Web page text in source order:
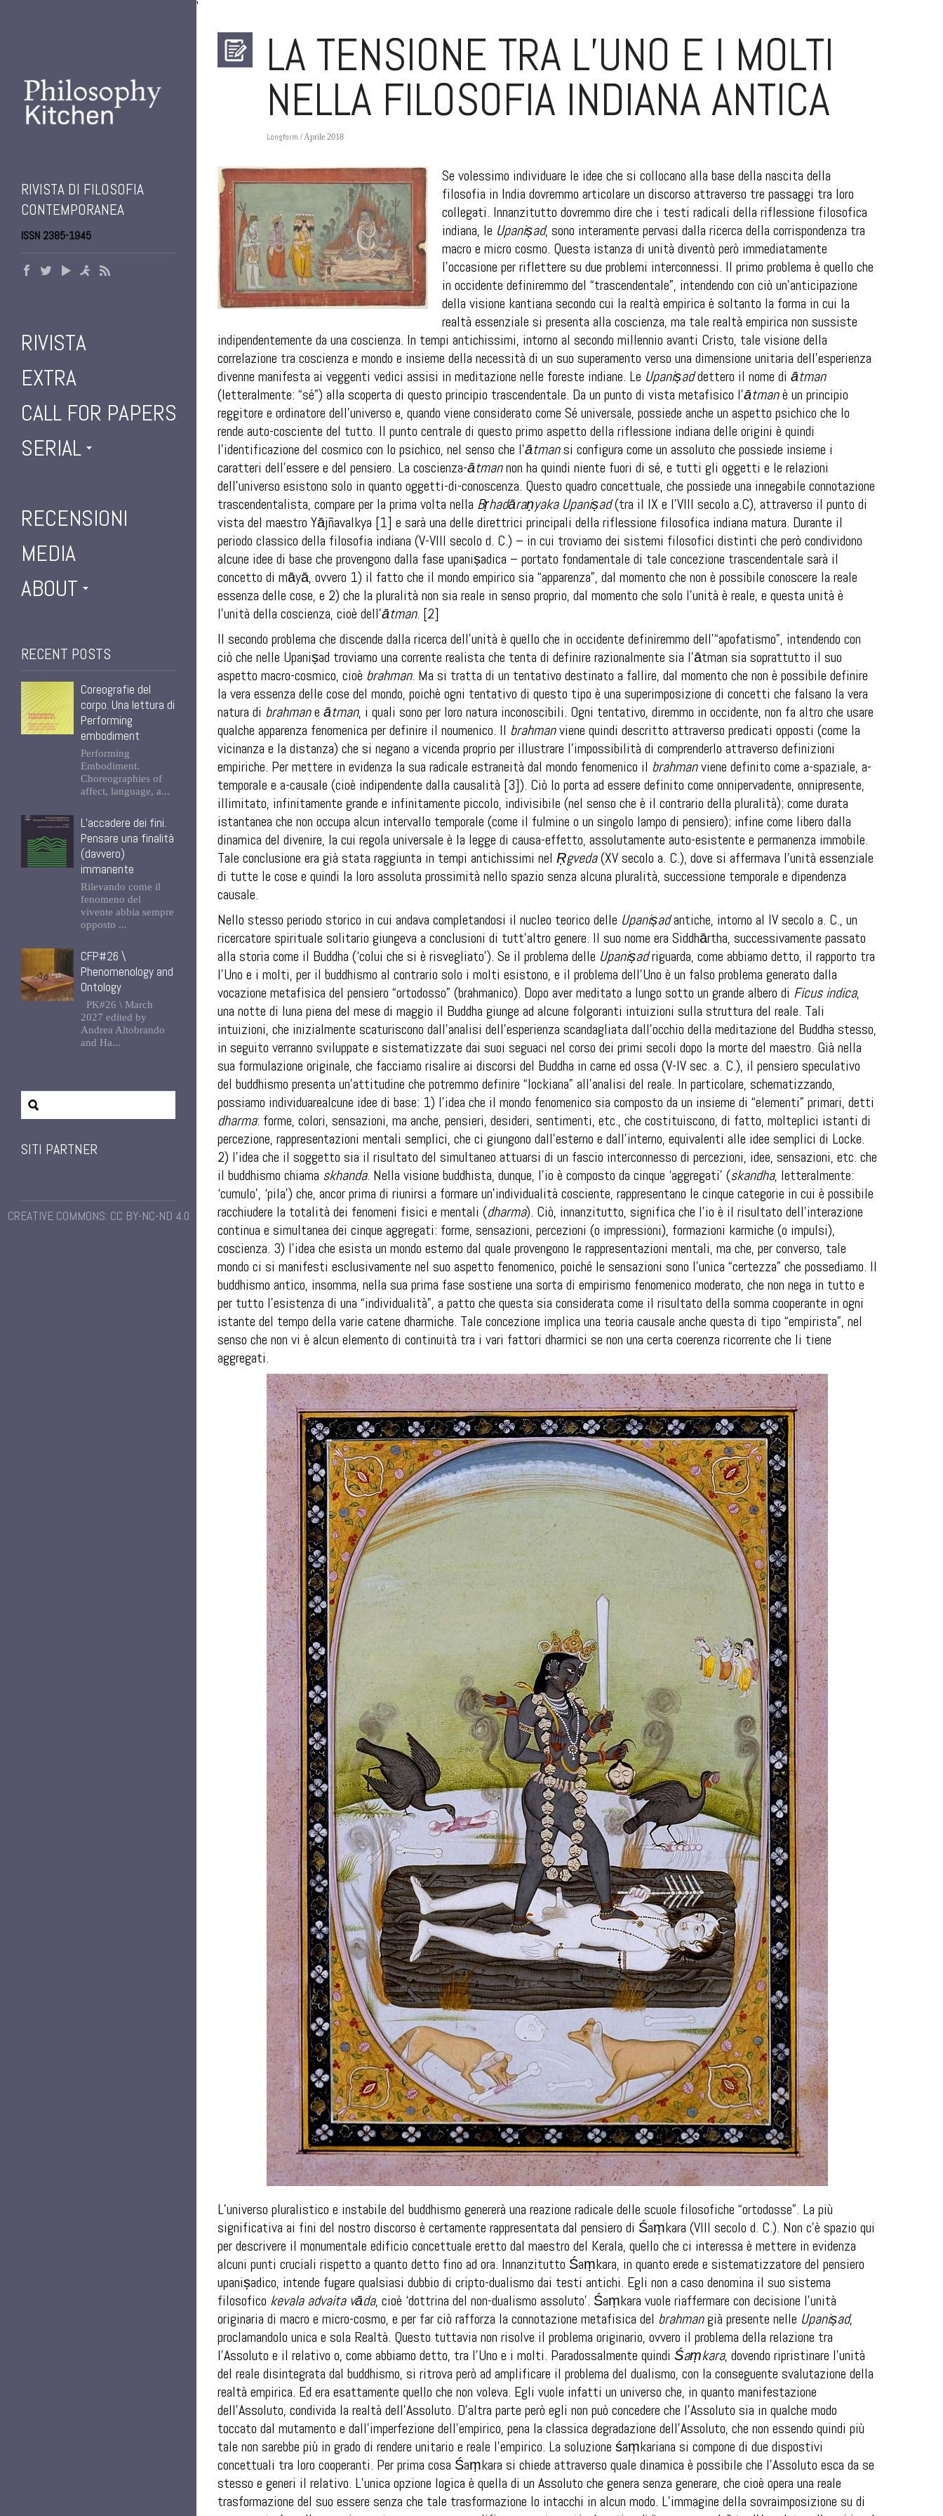
'
RIVISTA DI FILOSOFIA
CONTEMPORANEA
ISSN 2385-1945
RIVISTA
EXTRA
CALL FOR PAPERS
SERIAL
RECENSIONI
MEDIA
ABOUT
RECENT POSTS
Coreografie del
corpo. Una lettura di
Performing
embodiment
Performing
Embodiment.
Choreographies of
affect, language, a...
L’accadere dei fini.
Pensare una finalità
(davvero)
immanente
Rilevando come il
fenomeno del
vivente abbia sempre
opposto ...
CFP#26 \
Phenomenology and
Ontology
PK#26 \ March
2027 edited by
Andrea Altobrando
and Ha...
SITI PARTNER
CREATIVE COMMONS: CC BY-NC-ND 4.0
LA TENSIONE TRA L’UNO E I MOLTI
NELLA FILOSOFIA INDIANA ANTICA
Longform / Aprile 2018
Se volessimo individuare le idee che si collocano alla base della nascita della
filosofia in India dovremmo articolare un discorso attraverso tre passaggi tra loro
collegati. Innanzitutto dovremmo dire che i testi radicali della riflessione filosofica
indiana, le Upaniṣad, sono interamente pervasi dalla ricerca della corrispondenza tra
macro e micro cosmo. Questa istanza di unità diventò però immediatamente
l’occasione per riflettere su due problemi interconnessi. Il primo problema è quello che
in occidente definiremmo del “trascendentale”, intendendo con ciò un’anticipazione
della visione kantiana secondo cui la realtà empirica è soltanto la forma in cui la
realtà essenziale si presenta alla coscienza, ma tale realtà empirica non sussiste
indipendentemente da una coscienza. In tempi antichissimi, intorno al secondo millennio avanti Cristo, tale visione della
correlazione tra coscienza e mondo e insieme della necessità di un suo superamento verso una dimensione unitaria dell’esperienza
divenne manifesta ai veggenti vedici assisi in meditazione nelle foreste indiane. Le Upaniṣaddettero il nome di ātman
(letteralmente: “sé”) alla scoperta di questo principio trascendentale. Da un punto di vista metafisico l’ātmanè un principio
reggitore e ordinatore dell’universo e, quando viene considerato come Sé universale, possiede anche un aspetto psichico che lo
rende auto-cosciente del tutto. Il punto centrale di questo primo aspetto della riflessione indiana delle origini è quindi
l’identificazione del cosmico con lo psichico, nel senso che l’ātmansi configura come un assoluto che possiede insieme i
caratteri dell’essere e del pensiero. La coscienza-ātmannon ha quindi niente fuori di sé, e tutti gli oggetti e le relazioni
dell’universo esistono solo in quanto oggetti-di-conoscenza. Questo quadro concettuale, che possiede una innegabile connotazione
trascendentalista, compare per la prima volta nella Bṛhadāraṇyaka Upaniṣad(tra il IX e l'VIII secolo a.C), attraverso il punto di
vista del maestro Yājñavalkya [1] e sarà una delle direttrici principali della riflessione filosofica indiana matura. Durante il
periodo classico della filosofia indiana (V-VIII secolo d. C.) – in cui troviamo dei sistemi filosofici distinti che però condividono
alcune idee di base che provengono dalla fase upaniṣadica – portato fondamentale di tale concezione trascendentale sarà il
concetto di māyā, ovvero 1) il fatto che il mondo empirico sia “apparenza”, dal momento che non è possibile conoscere la reale
essenza delle cose, e 2) che la pluralità non sia reale in senso proprio, dal momento che solo l’unità è reale, e questa unità è
l’unità della coscienza, cioè dell’ātman. [2]
Il secondo problema che discende dalla ricerca dell’unità è quello che in occidente definiremmo dell’“apofatismo”, intendendo con
ciò che nelle Upaniṣad troviamo una corrente realista che tenta di definire razionalmente sia l’ātman sia soprattutto il suo
aspetto macro-cosmico, cioè brahman. Ma si tratta di un tentativo destinato a fallire, dal momento che non è possibile definire
la vera essenza delle cose del mondo, poichè ogni tentativo di questo tipo è una superimposizione di concetti che falsano la vera
natura di brahmane ātman, i quali sono per loro natura inconoscibili. Ogni tentativo, diremmo in occidente, non fa altro che usare
qualche apparenza fenomenica per definire il noumenico. Il brahmanviene quindi descritto attraverso predicati opposti (come la
vicinanza e la distanza) che si negano a vicenda proprio per illustrare l’impossibilità di comprenderlo attraverso definizioni
empiriche. Per mettere in evidenza la sua radicale estraneità dal mondo fenomenico il brahmanviene definito come a-spaziale, a-
temporale e a-causale (cioè indipendente dalla causalità [3]). Ciò lo porta ad essere definito come onnipervadente, onnipresente,
illimitato, infinitamente grande e infinitamente piccolo, indivisibile (nel senso che è il contrario della pluralità); come durata
istantanea che non occupa alcun intervallo temporale (come il fulmine o un singolo lampo di pensiero); infine come libero dalla
dinamica del divenire, la cui regola universale è la legge di causa-effetto, assolutamente auto-esistente e permanenza immobile.
Tale conclusione era già stata raggiunta in tempi antichissimi nel Ṛgveda(XV secolo a. C.), dove si affermava l’unità essenziale
di tutte le cose e quindi la loro assoluta prossimità nello spazio senza alcuna pluralità, successione temporale e dipendenza
causale.
Nello stesso periodo storico in cui andava completandosi il nucleo teorico delle Upaniṣadantiche, intorno al IV secolo a. C., un
ricercatore spirituale solitario giungeva a conclusioni di tutt’altro genere. Il suo nome era Siddhārtha, successivamente passato
alla storia come il Buddha (‘colui che si è risvegliato’). Se il problema delle Upaniṣadriguarda, come abbiamo detto, il rapporto tra
l’Uno e i molti, per il buddhismo al contrario solo i molti esistono, e il problema dell’Uno è un falso problema generato dalla
vocazione metafisica del pensiero “ortodosso” (brahmanico). Dopo aver meditato a lungo sotto un grande albero di Ficus indica,
una notte di luna piena del mese di maggio il Buddha giunge ad alcune folgoranti intuizioni sulla struttura del reale. Tali
intuizioni, che inizialmente scaturiscono dall’analisi dell’esperienza scandagliata dall’occhio della meditazione del Buddha stesso,
in seguito verranno sviluppate e sistematizzate dai suoi seguaci nel corso dei primi secoli dopo la morte del maestro. Già nella
sua formulazione originale, che facciamo risalire ai discorsi del Buddha in carne ed ossa (V-IV sec. a. C.), il pensiero speculativo
del buddhismo presenta un’attitudine che potremmo definire “lockiana” all’analisi del reale. In particolare, schematizzando,
possiamo individuarealcune idee di base: 1) l’idea che il mondo fenomenico sia composto da un insieme di “elementi” primari, detti
dharma: forme, colori, sensazioni, ma anche, pensieri, desideri, sentimenti, etc., che costituiscono, di fatto, molteplici istanti di
percezione, rappresentazioni mentali semplici, che ci giungono dall’esterno e dall’interno, equivalenti alle idee semplici di Locke.
2) l’idea che il soggetto sia il risultato del simultaneo attuarsi di un fascio interconnesso di percezioni, idee, sensazioni, etc. che
il buddhismo chiama skhanda. Nella visione buddhista, dunque, l’io è composto da cinque ‘aggregati’ (skandha, letteralmente:
‘cumulo’, ‘pila’) che, ancor prima di riunirsi a formare un’individualità cosciente, rappresentano le cinque categorie in cui è possibile
racchiudere la totalità dei fenomeni fisici e mentali (dharma). Ciò, innanzitutto, significa che l’io è il risultato dell’interazione
continua e simultanea dei cinque aggregati: forme, sensazioni, percezioni (o impressioni), formazioni karmiche (o impulsi),
coscienza. 3) l’idea che esista un mondo esterno dal quale provengono le rappresentazioni mentali, ma che, per converso, tale
mondo ci si manifesti esclusivamente nel suo aspetto fenomenico, poiché le sensazioni sono l’unica “certezza” che possediamo. Il
buddhismo antico, insomma, nella sua prima fase sostiene una sorta di empirismo fenomenico moderato, che non nega in tutto e
per tutto l’esistenza di una “individualità”, a patto che questa sia considerata come il risultato della somma cooperante in ogni
istante del tempo della varie catene dharmiche. Tale concezione implica una teoria causale anche questa di tipo “empirista”, nel
senso che non vi è alcun elemento di continuità tra i vari fattori dharmici se non una certa coerenza ricorrente che li tiene
aggregati.
L’universo pluralistico e instabile del buddhismo genererà una reazione radicale delle scuole filosofiche “ortodosse”. La più
significativa ai fini del nostro discorso è certamente rappresentata dal pensiero di Śaṃkara (VIII secolo d. C.). Non c’è spazio qui
per descrivere il monumentale edificio concettuale eretto dal maestro del Kerala, quello che ci interessa è mettere in evidenza
alcuni punti cruciali rispetto a quanto detto fino ad ora. Innanzitutto Śaṃkara, in quanto erede e sistematizzatore del pensiero
upaniṣadico, intende fugare qualsiasi dubbio di cripto-dualismo dai testi antichi. Egli non a caso denomina il suo sistema
filosofico kevala advaita vāda, cioè ‘dottrina del non-dualismo assoluto’. Śaṃkara vuole riaffermare con decisione l’unità
originaria di macro e micro-cosmo, e per far ciò rafforza la connotazione metafisica del brahmangià presente nelle Upaniṣad,
proclamandolo unica e sola Realtà. Questo tuttavia non risolve il problema originario, ovvero il problema della relazione tra
l’Assoluto e il relativo o, come abbiamo detto, tra l’Uno e i molti. Paradossalmente quindi Śaṃkara, dovendo ripristinare l’unità
del reale disintegrata dal buddhismo, si ritrova però ad amplificare il problema del dualismo, con la conseguente svalutazione della
realtà empirica. Ed era esattamente quello che non voleva. Egli vuole infatti un universo che, in quanto manifestazione
dell’Assoluto, condivida la realtà dell’Assoluto. D’altra parte però egli non può concedere che l’Assoluto sia in qualche modo
toccato dal mutamento e dall’imperfezione dell’empirico, pena la classica degradazione dell’Assoluto, che non essendo quindi più
tale non sarebbe più in grado di rendere unitario e reale l’empirico. La soluzione śaṃkariana si compone di due dispostivi
concettuali tra loro cooperanti. Per prima cosa Śaṃkara si chiede attraverso quale dinamica è possibile che l’Assoluto esca da se
stesso e generi il relativo. L’unica opzione logica è quella di un Assoluto che genera senza generare, che cioè opera una reale
trasformazione del suo essere senza che tale trasformazione lo intacchi in alcun modo. L’immagine della sovraimposizione su di